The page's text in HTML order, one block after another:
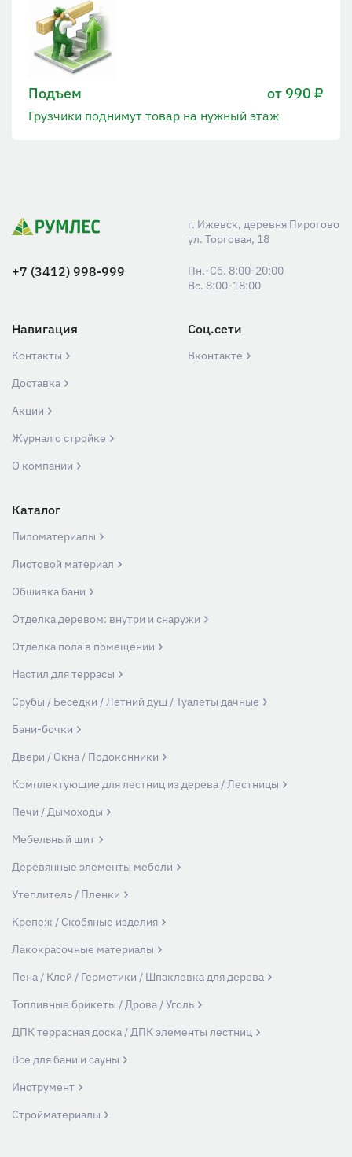
Подъем от 990 ₽
Грузчики поднимут товар на нужный этаж
г. Ижевск, деревня Пирогово
ул. Торговая, 18
+7 (3412) 998-999
Пн.-Сб. 8:00-20:00
Вс. 8:00-18:00
Навигация
Контакты
Доставка
Акции
Журнал о стройке
О компании
Соц.сети
Вконтакте
Каталог
Пиломатериалы
Листовой материал
Обшивка бани
Отделка деревом: внутри и снаружи
Отделка пола в помещении
Настил для террасы
Срубы / Беседки / Летний душ / Туалеты дачные
Бани-бочки
Двери / Окна / Подоконники
Комплектующие для лестниц из дерева / Лестницы
Печи / Дымоходы
Мебельный щит
Деревянные элементы мебели
Утеплитель / Пленки
Крепеж / Скобяные изделия
Лакокрасочные материалы
Пена / Клей / Герметики / Шпаклевка для дерева
Топливные брикеты / Дрова / Уголь
ДПК террасная доска / ДПК элементы лестниц
Все для бани и сауны
Инструмент
Стройматериалы